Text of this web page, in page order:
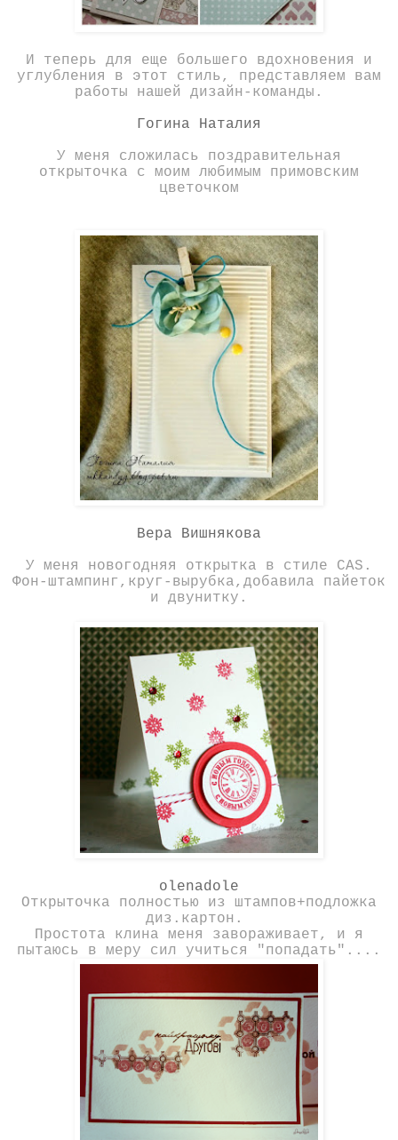
И теперь для еще большего вдохновения и
углубления в этот стиль, представляем вам
работы нашей дизайн-команды.
Гогина Наталия
У меня сложилась поздравительная
открыточка с моим любимым примовским
цветочком
Вера Вишнякова
У меня новогодняя открытка в стиле CAS.
Фон-штампинг,круг-вырубка,добавила пайеток
и двунитку.
olenadole
Открыточка полностью из штампов+подложка
диз.картон.
Простота клина меня завораживает, и я
пытаюсь в меру сил учиться "попадать"....